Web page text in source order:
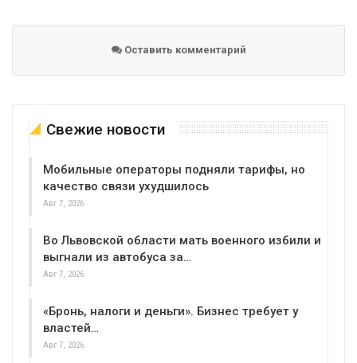
Оставить комментарий
Свежие новости
Мобильные операторы подняли тарифы, но
качество связи ухудшилось
Авг 7, 2026
Во Львовской области мать военного избили и
выгнали из автобуса за…
Авг 7, 2026
«Бронь, налоги и деньги». Бизнес требует у
властей…
Авг 7, 2026